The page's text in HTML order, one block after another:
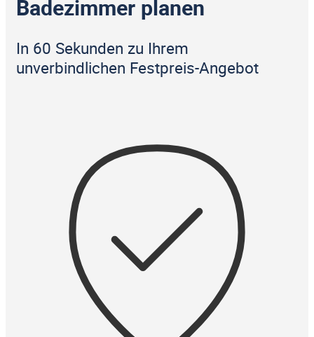
Badezimmer planen
In 60 Sekunden zu Ihrem
unverbindlichen Festpreis-Angebot